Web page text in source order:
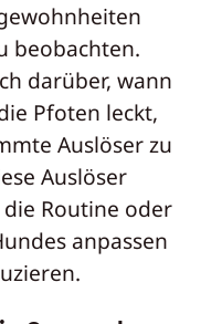
beobachten.
darüber, wann
Pfoten leckt,
Auslöser zu
Auslöser
Routine oder
anpassen